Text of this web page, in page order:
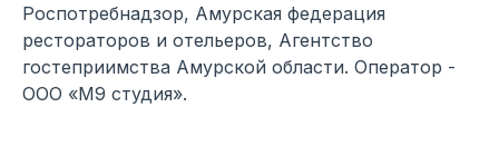
Роспотребнадзор, Амурская федерация
рестораторов и отельеров, Агентство
гостеприимства Амурской области. Оператор -
ООО «М9 студия».